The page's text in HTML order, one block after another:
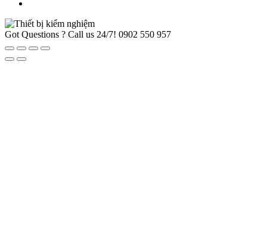
Got Questions ? Call us 24/7! 0902 550 957